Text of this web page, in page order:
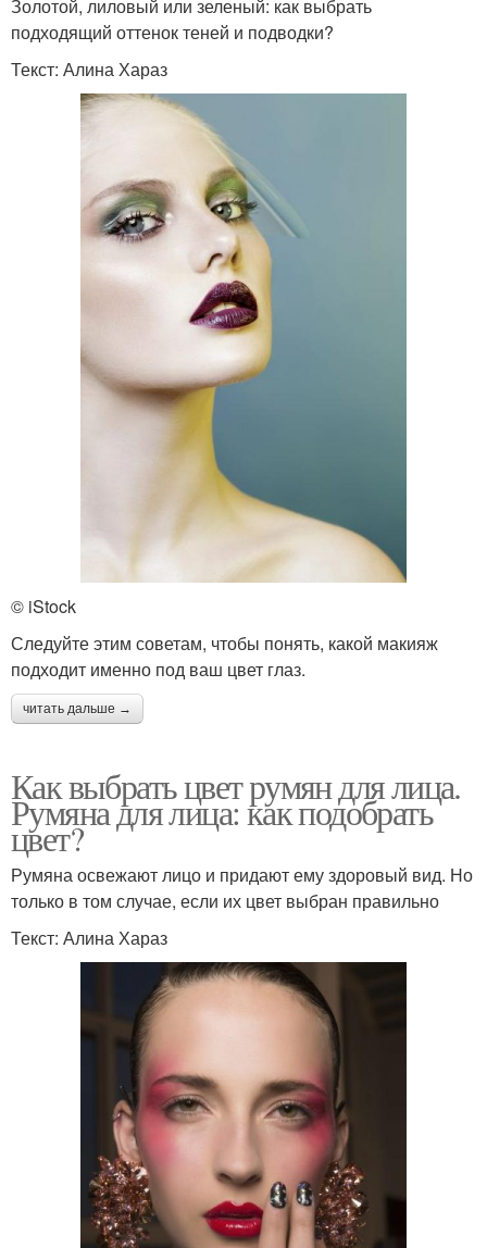
Золотой, лиловый или зеленый: как выбрать
подходящий оттенок теней и подводки?
Текст: Алина Хараз
© iStock
Следуйте этим советам, чтобы понять, какой макияж
подходит именно под ваш цвет глаз.
читать дальше →
Как выбрать цвет румян для лица.
Румяна для лица: как подобрать
цвет?
Румяна освежают лицо и придают ему здоровый вид. Но
только в том случае, если их цвет выбран правильно
Текст: Алина Хараз